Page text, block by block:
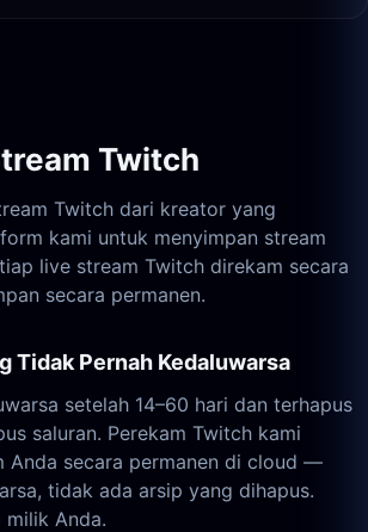
Twitch
Twitch dari kreator yang
kami untuk menyimpan stream
live stream Twitch direkam secara
secara permanen.
Tidak Pernah Kedaluwarsa
setelah 14–60 hari dan terhapus
saluran. Perekam Twitch kami
Anda secara permanen di cloud —
tidak ada arsip yang dihapus.
milik Anda.